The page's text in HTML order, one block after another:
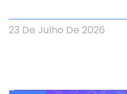
23 De Julho De 2026